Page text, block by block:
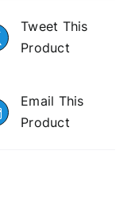
Tweet This
Product
Email This
Product